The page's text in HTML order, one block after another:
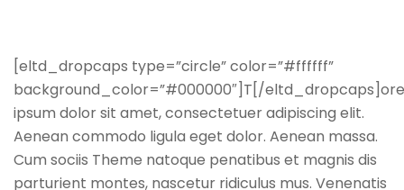
[eltd_dropcaps type=”circle” color=”#ffffff”
background_color=”#000000″]T[/
ipsum dolor sit amet, consectetuer adipiscing elit.
Aenean commodo ligula eget dolor. Aenean massa.
Cum sociis Theme natoque penatibus et magnis dis
parturient montes, nascetur ridiculus mus. Venenatis